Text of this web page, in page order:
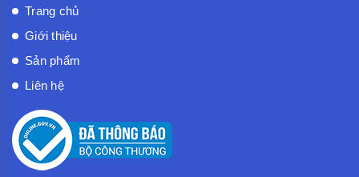
Trang chủ
Giới thiệu
Sản phẩm
Liên hệ